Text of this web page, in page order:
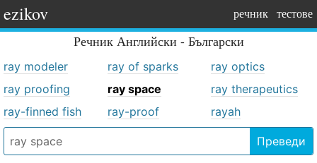
ezikov речник тестове
Речник Английски - Български
ray modeler ray of sparks
ray optics
ray proofing
ray space
ray therapeutics
ray-finned fish
ray-proof rayah
Преведи